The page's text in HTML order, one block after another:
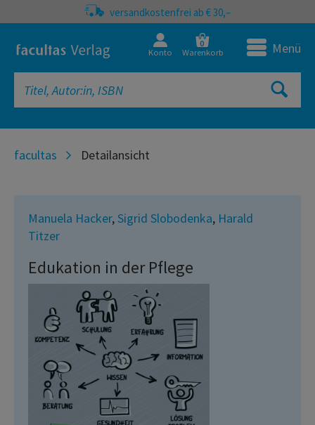
versandkostenfrei ab € 30,–
Konto
0
Warenkorb Menü
facultas Detailansicht
Manuela Hacker,Sigrid Slobodenka, Harald
Titzer
Edukation in der Pflege